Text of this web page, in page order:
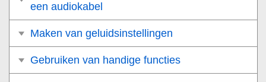
een audiokabel
Maken van geluidsinstellingen
Gebruiken van handige functies